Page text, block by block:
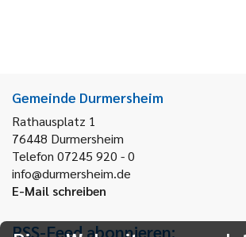
Gemeinde Durmersheim
Rathausplatz 1
76448 Durmersheim
Telefon 07245 920 - 0
info@durmersheim.de
E-Mail schreiben
RSS-Feed abonnieren: